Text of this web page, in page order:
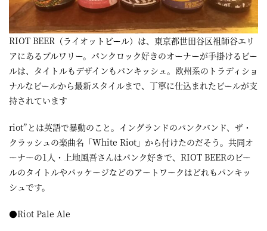
町
に
あ
る
ダ
イ
ニ
ン
グ
バ
ー
RIOT BEER（ライオットビール）は、東京都世田谷区祖師谷エリ
アにあるブルワリー。パンクロック好きのオーナーが手掛けるビー
ルは、タイトルもデザインもパンキッシュ。欧州系のトラディショ
ナルなビールから最新スタイルまで、丁寧に仕込まれたビールが支
持されています
riot”とは英語で暴動のこと。イングランドのパンクバンド、ザ・
クラッシュの楽曲名「White Riot」から付けたのだそう。共同オ
ーナーの1人・上地風吾さんはパンク好きで、RIOT BEERのビー
ルのタイトルやパッケージなどのアートワークはどれもパンキッ
シュです。
●Riot Pale Ale